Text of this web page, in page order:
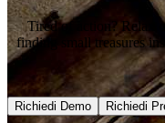
Tired of action? Relax
finding small treasures
Richiedi Demo Richiedi